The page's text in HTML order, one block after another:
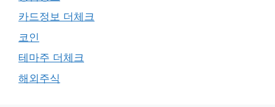
카드정보 더체크
코인
테마주 더체크
해외주식